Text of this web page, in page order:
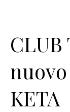
CLUB
KETA